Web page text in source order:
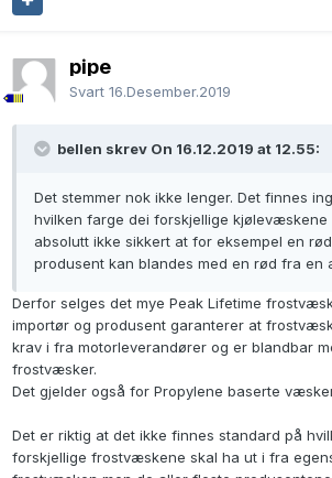
pipe
Svart 16.Desember.2019
bellen skrev On 16.12.2019 at 12.55:
Det stemmer nok ikke lenger. Det finnes
hvilken farge dei forskjellige kjølevæskene
absolutt ikke sikkert at for eksempel en
produsent kan blandes med en rød fra en
Derfor selges det mye Peak Lifetime
importør og produsent garanterer at
krav i fra motorleverandører og er blandbar
frostvæsker.
Det gjelder også for Propylene baserte
Det er riktig at det ikke finnes standard på
forskjellige frostvæskene skal ha ut i fra